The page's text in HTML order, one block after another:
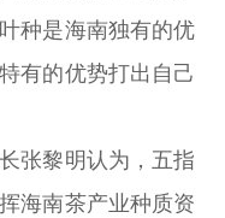
种是海南独有的优
有的优势打出自己
张黎明认为，五指
海南茶产业种质资